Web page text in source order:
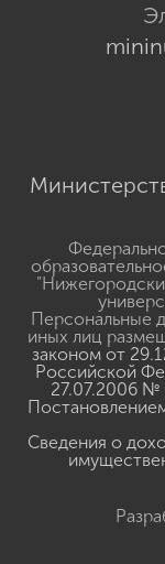
Персональные
иных лиц
законом от
Российской
27.07.2006 №
Сведения о